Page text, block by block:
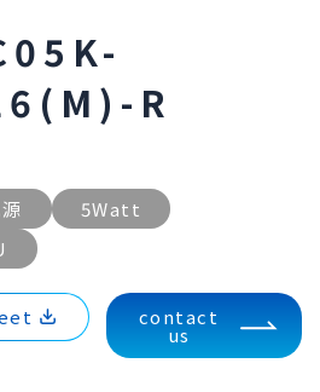
R
5Watt
contact
us